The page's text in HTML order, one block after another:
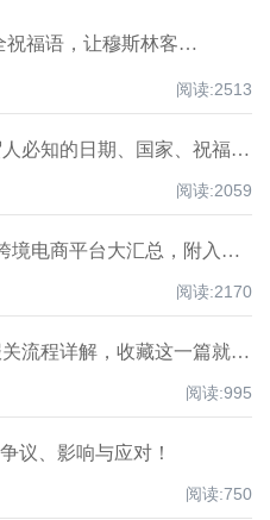
2025古尔邦节/宰牲节最新最全祝福语，让穆斯林客户记住你！
阅读:2513
2025年古尔邦节全攻略：外贸人必知的日期、国家、祝福技巧与禁忌清单！
阅读:2059
（2025年更新版）全球120个跨境电商平台大汇总，附入驻要求、注册门槛和适合品类！
阅读:2170
2025最新！进出口贸易中的报关流程详解，收藏这一篇就够了！
阅读:995
议、影响与应对！
阅读:750